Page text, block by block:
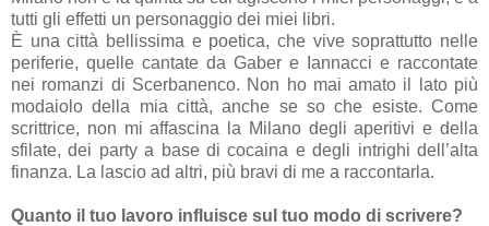
tutti gli effetti un personaggio dei miei libri.
È una città bellissima e poetica, che vive soprattutto nelle
periferie, quelle cantate da Gaber e Iannacci e raccontate
nei romanzi di Scerbanenco. Non ho mai amato il lato più
modaiolo della mia città, anche se so che esiste. Come
scrittrice, non mi affascina la Milano degli aperitivi e della
sfilate, dei party a base di cocaina e degli intrighi dell’alta
finanza. La lascio ad altri, più bravi di me a raccontarla.
Quanto il tuo lavoro influisce sul tuo modo di scrivere?